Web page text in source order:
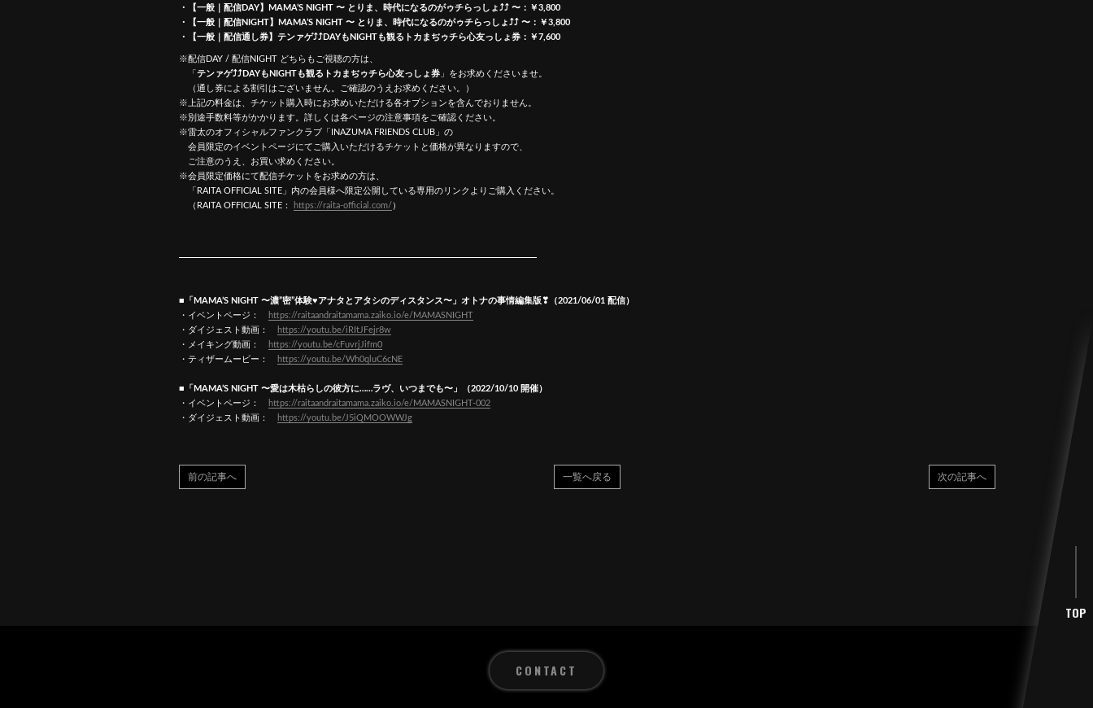
・【一般｜配信DAY】MAMA’S NIGHT 〜 とりま、時代になるのがゥチらっしょ⤴︎⤴︎ 〜：￥3,800
・【一般｜配信NIGHT】MAMA’S NIGHT 〜 とりま、時代になるのがゥチらっしょ⤴︎⤴︎ 〜：￥3,800
・【一般｜配信通し券】テンァゲ⤴︎⤴︎DAYもNIGHTも観るトカまぢゥチら心友っしょ券：￥7,600
※配信DAY / 配信NIGHT どちらもご視聴の方は、
「 テンァゲ⤴︎⤴︎DAYもNIGHTも観るトカまぢゥチら心友っしょ券 」をお求めくださいませ。
（通し券による割引はございません。ご確認のうえお求めください。）
※上記の料金は、チケット購入時にお求めいただける各オプションを含んでおりません。
※別途手数料等がかかります。詳しくは各ページの注意事項をご確認ください。
※雷太のオフィシャルファンクラブ「INAZUMA FRIENDS CLUB」の
会員限定のイベントページにてご購入いただけるチケットと価格が異なりますので、
ご注意のうえ、お買い求めください。
※会員限定価格にて配信チケットをお求めの方は、
「RAITA OFFICIAL SITE」内の会員様へ限定公開している専用のリンクよりご購入ください。
（RAITA OFFICIAL SITE：
https://raita-official.com/ ）
■「MAMA’S NIGHT 〜濃”密”体験♥アナタとアタシのディスタンス〜」オトナの事情編集版❣（2021/06/01 配信）
・イベントページ：
https://raitaandraitamama.zaiko.io/e/MAMASNIGHT
・ダイジェスト動画：
https://youtu.be/iRItJFejr8w
・メイキング動画：
https://youtu.be/cFuvrjJifm0
・ティザームービー：
https://youtu.be/Wh0qluC6cNE
■「MAMA’S NIGHT 〜愛は木枯らしの彼方に……ラヴ、いつまでも〜」（2022/10/10 開催）
・イベントページ：
https://raitaandraitamama.zaiko.io/e/MAMASNIGHT-002
・ダイジェスト動画：
https://youtu.be/J5iQMOOWWJg
次の記事へ
一覧へ戻る
前の記事へ
TOP
CONTACT